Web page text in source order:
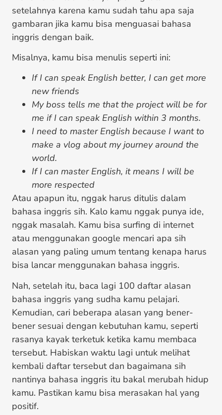
setelahnya karena kamu sudah tahu apa saja
gambaran jika kamu bisa menguasai bahasa
inggris dengan baik.
Misalnya, kamu bisa menulis seperti ini:
If I can speak English better, I can get more
new friends
My boss tells me that the project will be for
me if I can speak English within 3 months.
I need to master English because I want to
make a vlog about my journey around the
world.
If I can master English, it means I will be
more respected
Atau apapun itu, nggak harus ditulis dalam
bahasa inggris sih. Kalo kamu nggak punya ide,
nggak masalah. Kamu bisa surfing di internet
atau menggunakan google mencari apa sih
alasan yang paling umum tentang kenapa harus
bisa lancar menggunakan bahasa inggris.
Nah, setelah itu, baca lagi 100 daftar alasan
bahasa inggris yang sudha kamu pelajari.
Kemudian, cari beberapa alasan yang bener-
bener sesuai dengan kebutuhan kamu, seperti
rasanya kayak terketuk ketika kamu membaca
tersebut. Habiskan waktu lagi untuk melihat
kembali daftar tersebut dan bagaimana sih
nantinya bahasa inggris itu bakal merubah hidup
kamu. Pastikan kamu bisa merasakan hal yang
positif.